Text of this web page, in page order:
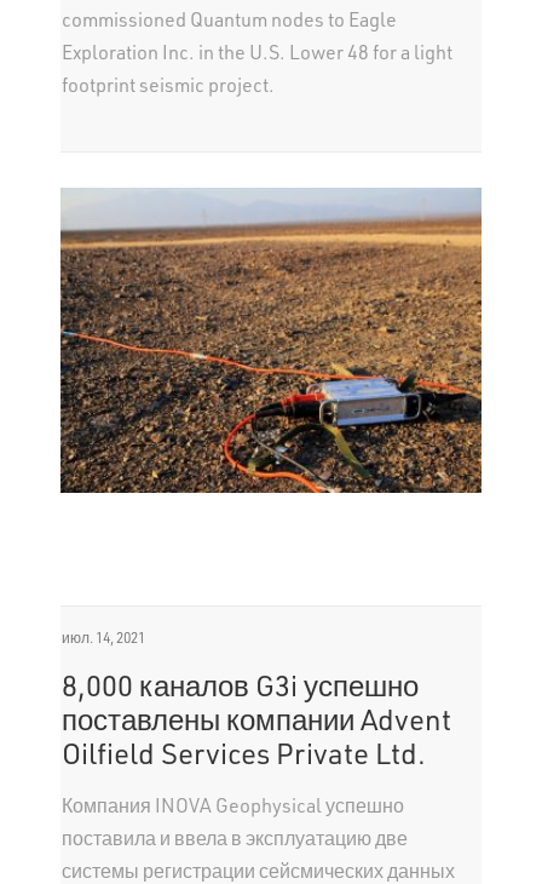
commissioned Quantum nodes to Eagle
Exploration Inc. in the U.S. Lower 48 for a light
footprint seismic project.
июл. 14, 2021
8,000 каналов G3i успешно
поставлены компании Advent
Oilfield Services Private Ltd.
Компания INOVA Geophysical успешно
поставила и ввела в эксплуатацию две
системы регистрации сейсмических данных